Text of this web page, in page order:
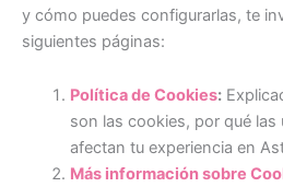
y cómo puedes configurarlas, te
siguientes páginas:
Política de Cookies:
son las cookies, por qué
afectan tu experiencia en
Más información sobre